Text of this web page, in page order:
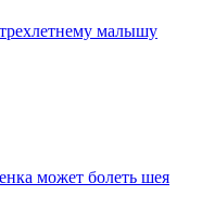
малышу
может болеть шея